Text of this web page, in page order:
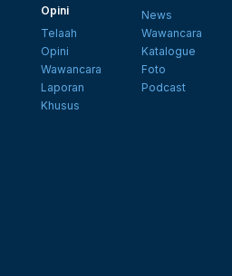
Opini
Telaah
Opini
Wawancara
Laporan
Khusus
News
Wawancara
Katalogue
Foto
Podcast